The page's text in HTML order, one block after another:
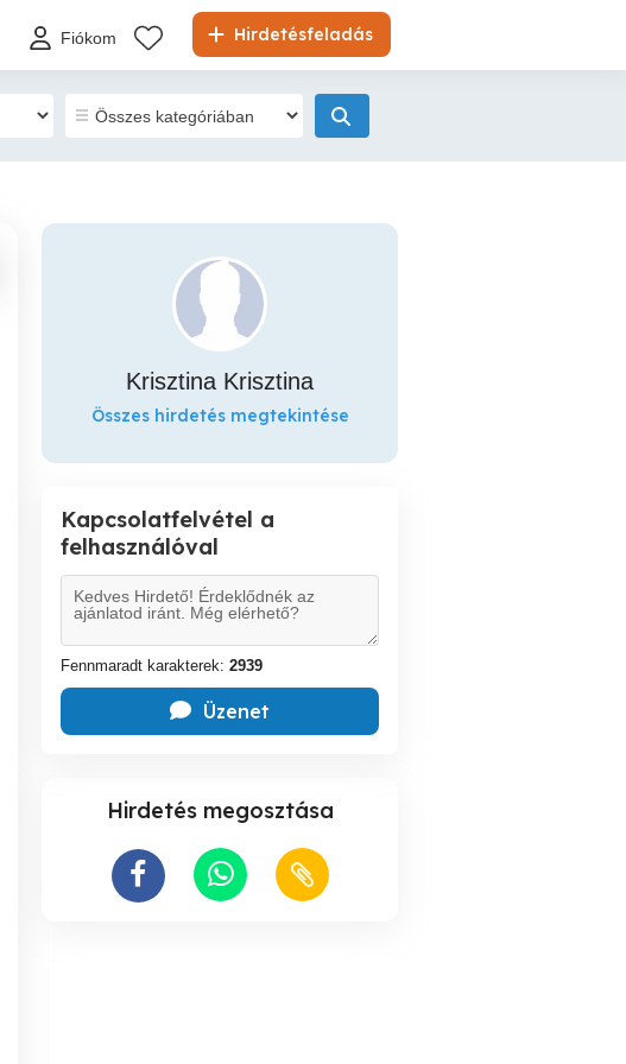
Hirdetésfeladás
Fiókom
Krisztina Krisztina
Összes hirdetés megtekintése
Kapcsolatfelvétel a
felhasználóval
Fennmaradt karakterek: 2939
Üzenet
Hirdetés megosztása